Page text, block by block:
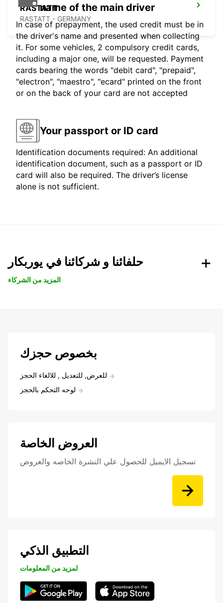
RASTATT
RASTATT - GERMANY
name of the main driver
In case of prepayment, the used credit must be in
the driver's name and presented when collecting
it. For some vehicles, 2 compulsory credit cards,
including a major one, will be requested. Payment
cards bearing the words "debit card", "prepaid",
"electron", "maestro", "ecard" printed on the front
or on the back of your card are not accepted
Your passport or ID card
Identification documents required: An additional
identification document, such as a passport or ID
card will also be required. The driver’s license
alone is not sufficient.
حلفائنا و شركائنا في يوربكار
المزيد من الشركاء
بخصوص حجزك
للعرض, للتعديل , للالغاء الحجز
لوحه التحكم بالحجز
العروض الخاصة
تسجيل الايميل للحصول علي النشرة الخاصه والعروض
التطبيق الذكي
لمزيد من المعلومات